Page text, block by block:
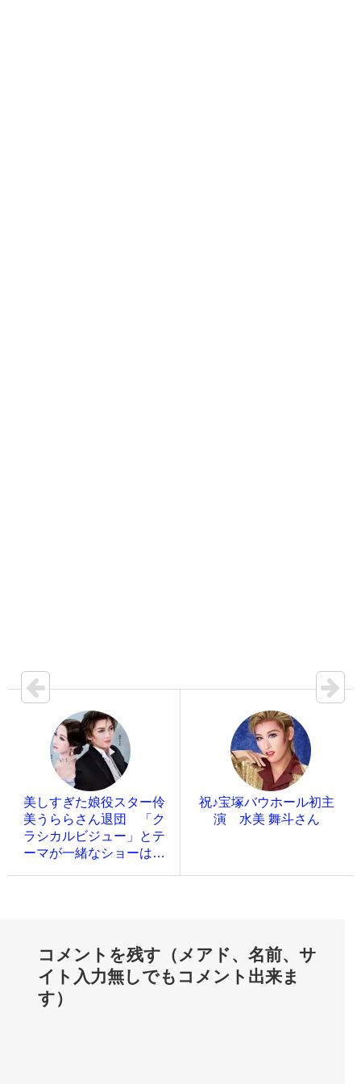
美しすぎた娘役スター伶
美うららさん退団 「ク
ラシカルビジュー」とテ
ーマが一緒なショーは…
祝♪宝塚バウホール初主
演 水美 舞斗さん
コメントを残す（メアド、名前、サ
イト入力無しでもコメント出来ま
す）